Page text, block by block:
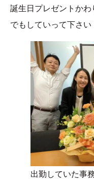
誕生日プレゼントか
でもしていって下さい
出勤していた事